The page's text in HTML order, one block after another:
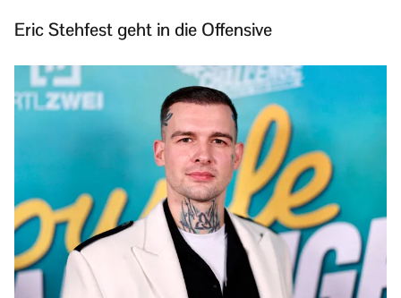
Eric Stehfest geht in die Offensive